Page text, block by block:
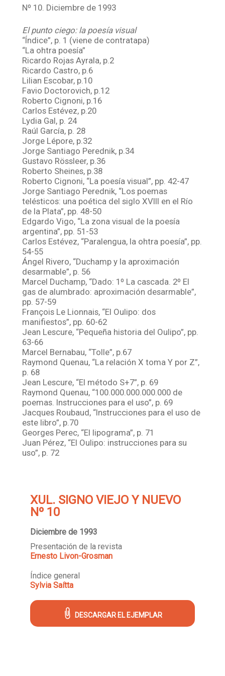
Nº 10. Diciembre de 1993
El punto ciego: la poesía visual
“Índice”, p. 1 (viene de contratapa)
“La ohtra poesía”
Ricardo Rojas Ayrala, p.2
Ricardo Castro, p.6
Lilian Escobar, p.10
Favio Doctorovich, p.12
Roberto Cignoni, p.16
Carlos Estévez, p.20
Lydia Gal, p. 24
Raúl García, p. 28
Jorge Lépore, p.32
Jorge Santiago Perednik, p.34
Gustavo Rössleer, p.36
Roberto Sheines, p.38
Roberto Cignoni, “La poesía visual”, pp. 42-47
Jorge Santiago Perednik, “Los poemas
telésticos: una poética del siglo XVIII en el Río
de la Plata”, pp. 48-50
Edgardo Vigo, “La zona visual de la poesía
argentina”, pp. 51-53
Carlos Estévez, “Paralengua, la ohtra poesía”, pp.
54-55
Ángel Rivero, “Duchamp y la aproximación
desarmable”, p. 56
Marcel Duchamp, “Dado: 1º La cascada. 2º El
gas de alumbrado: aproximación desarmable”,
pp. 57-59
François Le Lionnais, “El Oulipo: dos
manifiestos”, pp. 60-62
Jean Lescure, “Pequeña historia del Oulipo”, pp.
63-66
Marcel Bernabau, “Tolle”, p.67
Raymond Quenau, “La relación X toma Y por Z”,
p. 68
Jean Lescure, “El método S+7”, p. 69
Raymond Quenau, “100.000.000.000.000 de
poemas. Instrucciones para el uso”, p. 69
Jacques Roubaud, “Instrucciones para el uso de
este libro”, p.70
Georges Perec, “El lipograma”, p. 71
Juan Pérez, “El Oulipo: instrucciones para su
uso”, p. 72
XUL. SIGNO VIEJO Y NUEVO
Nº 10
Diciembre de 1993
Presentación de la revista
Ernesto Livon-Grosman
Índice general
Sylvia Saítta
DESCARGAR EL EJEMPLAR